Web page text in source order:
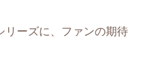
リーズに、ファンの期待